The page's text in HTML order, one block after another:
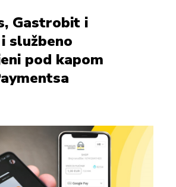
Gastrobit i
službeno
pod kapom